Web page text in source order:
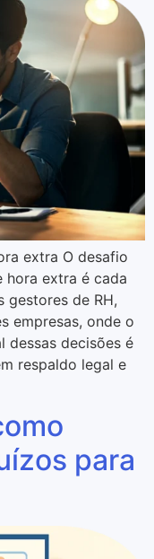
extra O desafio
hora extra é cada
gestores de RH,
empresas, onde o
dessas decisões é
respaldo legal e
para